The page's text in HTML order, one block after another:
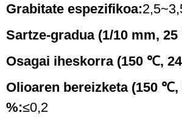
Grabitate espezifikoa:
Sartze-gradua (1/10 mm,
Osagai iheskorra (150 ℃,
Olioaren bereizketa (150 ℃,
%:≤0,2